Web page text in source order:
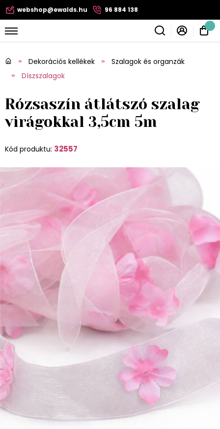
webshop@ewalds.hu 96 884 138
Dekorációs kellékek
Szalagok és organzák
Díszszalagok
Rózsaszín átlátszó szalag
virágokkal 3,5cm 5m
Kód produktu: 32557